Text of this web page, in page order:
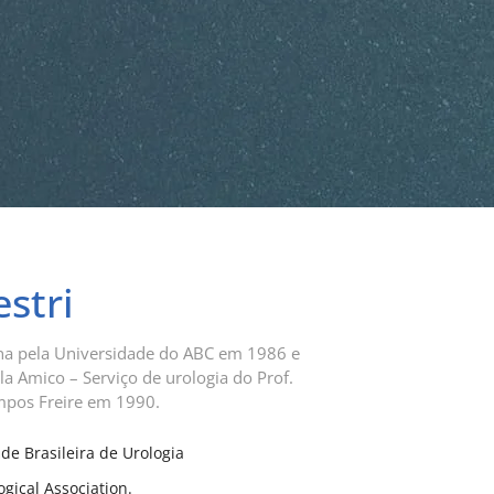
pela Universidade do ABC em 1986 e
Amico – Serviço de urologia do Prof.
Freire em 1990.
Brasileira de Urologia
Association.